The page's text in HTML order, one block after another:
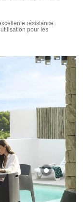
résistance
pour les